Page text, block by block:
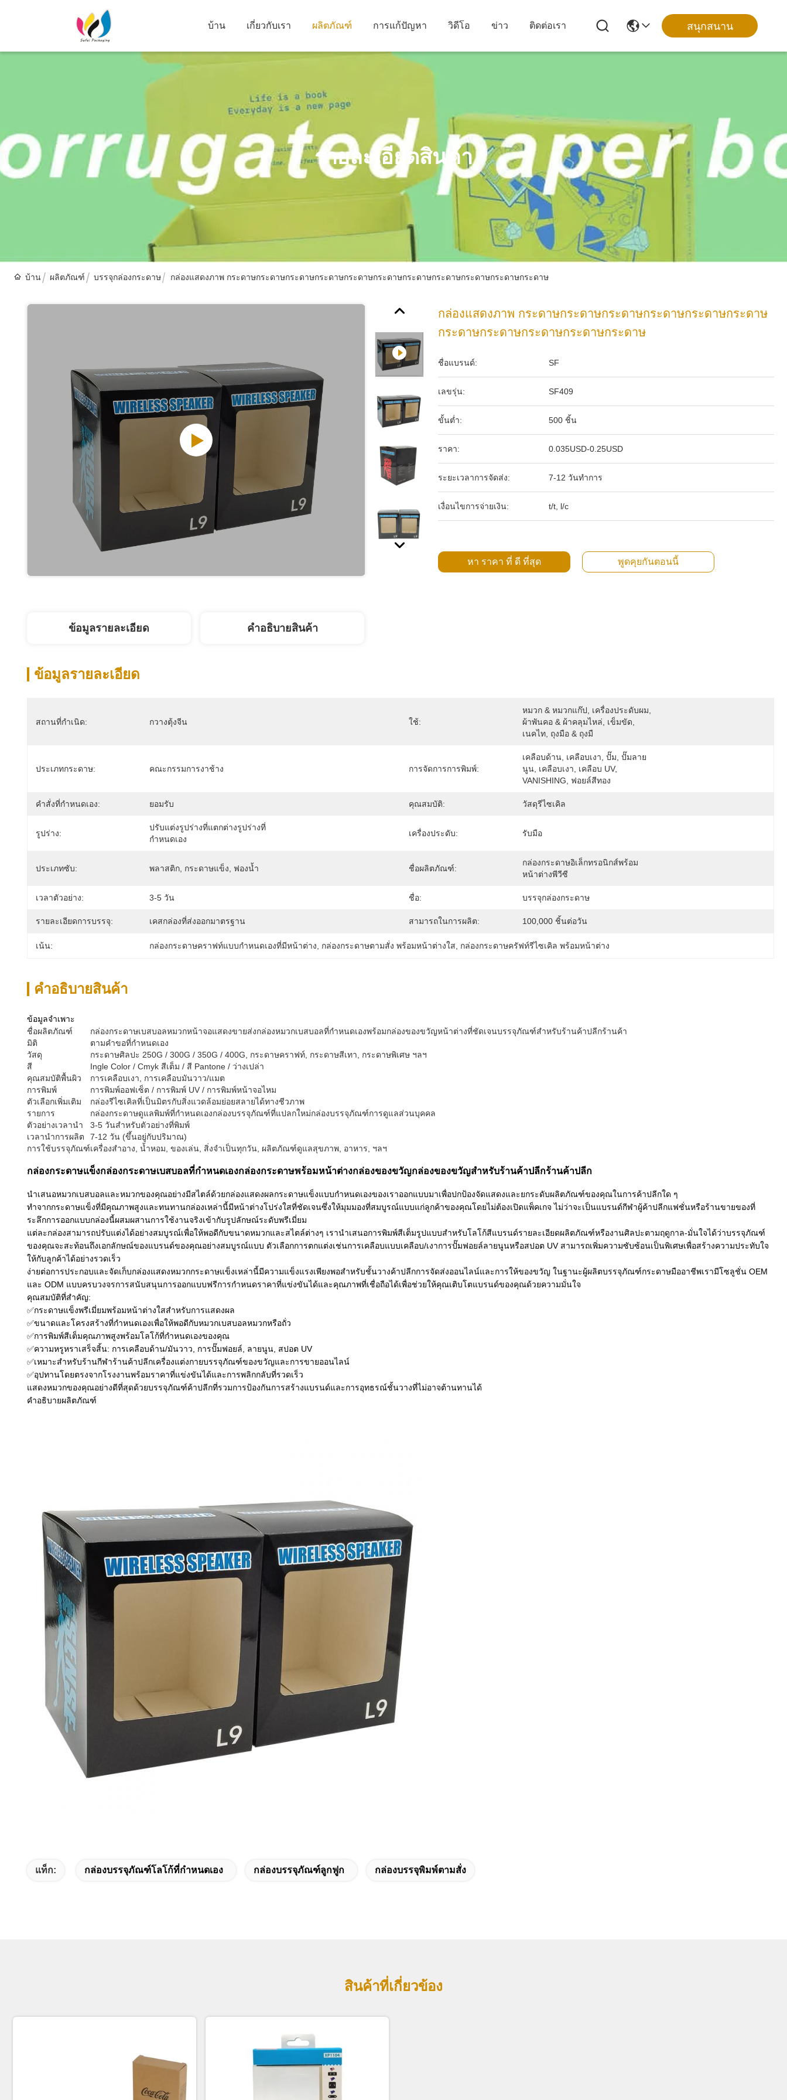
บ้าน เกี่ยวกับเรา ผลิตภัณฑ์ การแก้ปัญหา วิดีโอ ข่าว ติดต่อเรา สนุกสนาน
รายละเอียดสินค้า
บ้าน ผลิตภัณฑ์ บรรจุกล่องกระดาษ กล่องแสดงภาพ กระดาษกระดาษกระดาษกระดาษกระดาษกระดาษกระดาษกระดาษกระดาษกระดาษกระดาษ
กล่องแสดงภาพ กระดาษกระดาษกระดาษกระดาษกระดาษกระดาษ
กระดาษกระดาษกระดาษกระดาษกระดาษ
ชื่อแบรนด์: SF
เลขรุ่น: SF409
ขั้นต่ำ: 500 ชิ้น
ราคา: 0.035USD-0.25USD
ระยะเวลาการจัดส่ง: 7-12 วันทําการ
เงื่อนไขการจ่ายเงิน: t/t, l/c
หา ราคา ที่ ดี ที่สุด พูดคุยกันตอนนี้
ข้อมูลรายละเอียด คําอธิบายสินค้า
ข้อมูลรายละเอียด
สถานที่กำเนิด: กวางตุ้งจีน ใช้:
หมวก & หมวกแก๊ป, เครื่องประดับผม,
ผ้าพันคอ & ผ้าคลุมไหล่, เข็มขัด,
เนคไท, ถุงมือ & ถุงมื
ประเภทกระดาษ: คณะกรรมการงาช้าง การจัดการการพิมพ์:
เคลือบด้าน, เคลือบเงา, ปั๊ม, ปั๊มลาย
นูน, เคลือบเงา, เคลือบ UV,
VANISHING, ฟอยล์สีทอง
คำสั่งที่กำหนดเอง: ยอมรับ คุณสมบัติ: วัสดุรีไซเคิล
รูปร่าง:
ปรับแต่งรูปร่างที่แตกต่างรูปร่างที่
กำหนดเอง
เครื่องประดับ: รับมือ
ประเภทซับ: พลาสติก, กระดาษแข็ง, ฟองน้ำ ชื่อผลิตภัณฑ์:
กล่องกระดาษอิเล็กทรอนิกส์พร้อม
หน้าต่างพีวีซี
เวลาตัวอย่าง: 3-5 วัน ชื่อ: บรรจุกล่องกระดาษ
รายละเอียดการบรรจุ: เคสกล่องที่ส่งออกมาตรฐาน สามารถในการผลิต: 100,000 ชิ้นต่อวัน
เน้น: กล่องกระดาษคราฟท์แบบกําหนดเองที่มีหน้าต่าง กล่องกระดาษตามสั่ง พร้อมหน้าต่างใส กล่องกระดาษครัฟท์รีไซเคิล พร้อมหน้าต่าง
คําอธิบายสินค้า
ข้อมูลจำเพาะ
ชื่อผลิตภัณฑ์
กล่องกระดาษเบสบอลหมวกหน้าจอแสดงขายส่งกล่องหมวกเบสบอลที่กำหนดเองพร้อมกล่องของขวัญหน้าต่างที่ชัดเจนบรรจุภัณฑ์สำหรับร้านค้าปลีกร้านค้า
มิติ
ตามคำขอที่กำหนดเอง
วัสดุ
กระดาษศิลปะ 250G / 300G / 350G / 400G, กระดาษคราฟท์, กระดาษสีเทา, กระดาษพิเศษ ฯลฯ
สี
Ingle Color / Cmyk สีเต็ม / สี Pantone / ว่างเปล่า
คุณสมบัติพื้นผิว
การเคลือบเงา, การเคลือบมันวาว/แมต
การพิมพ์
การพิมพ์ออฟเซ็ต / การพิมพ์ UV / การพิมพ์หน้าจอไหม
ตัวเลือกเพิ่มเติม
กล่องรีไซเคิลที่เป็นมิตรกับสิ่งแวดล้อมย่อยสลายได้ทางชีวภาพ
รายการ
กล่องกระดาษดูแลพิมพ์ที่กำหนดเองกล่องบรรจุภัณฑ์ที่แปลกใหม่กล่องบรรจุภัณฑ์การดูแลส่วนบุคคล
ตัวอย่างเวลานำ
3-5 วันสำหรับตัวอย่างที่พิมพ์
เวลานำการผลิต
7-12 วัน (ขึ้นอยู่กับปริมาณ)
การใช้บรรจุภัณฑ์เครื่องสำอาง, น้ำหอม, ของเล่น, สิ่งจำเป็นทุกวัน, ผลิตภัณฑ์ดูแลสุขภาพ, อาหาร, ฯลฯ
กล่องกระดาษแข็งกล่องกระดาษเบสบอลที่กำหนดเองกล่องกระดาษพร้อมหน้าต่างกล่องของขวัญกล่องของขวัญสำหรับร้านค้าปลีกร้านค้าปลีก
นำเสนอหมวกเบสบอลและหมวกของคุณอย่างมีสไตล์ด้วยกล่องแสดงผลกระดาษแข็งแบบกำหนดเองของเราออกแบบมาเพื่อปกป้องจัดแสดงและยกระดับผลิตภัณฑ์ของคุณในการค้าปลีกใด ๆ
ทำจากกระดาษแข็งที่มีคุณภาพสูงและทนทานกล่องเหล่านี้มีหน้าต่างโปร่งใสที่ชัดเจนซึ่งให้มุมมองที่สมบูรณ์แบบแก่ลูกค้าของคุณโดยไม่ต้องเปิดแพ็คเกจ ไม่ว่าจะเป็นแบรนด์กีฬาผู้ค้าปลีกแฟชั่นหรือร้านขายของที่
ระลึกการออกแบบกล่องนี้ผสมผสานการใช้งานจริงเข้ากับรูปลักษณ์ระดับพรีเมี่ยม
แต่ละกล่องสามารถปรับแต่งได้อย่างสมบูรณ์เพื่อให้พอดีกับขนาดหมวกและสไตล์ต่างๆ เรานำเสนอการพิมพ์สีเต็มรูปแบบสำหรับโลโก้สีแบรนด์รายละเอียดผลิตภัณฑ์หรืองานศิลปะตามฤดูกาล-มั่นใจได้ว่าบรรจุภัณฑ์
ของคุณจะสะท้อนถึงเอกลักษณ์ของแบรนด์ของคุณอย่างสมบูรณ์แบบ ตัวเลือกการตกแต่งเช่นการเคลือบแบบเคลือบ/เงาการปั๊มฟอยล์ลายนูนหรือสปอต UV สามารถเพิ่มความซับซ้อนเป็นพิเศษเพื่อสร้างความประทับใจ
ให้กับลูกค้าได้อย่างรวดเร็ว
ง่ายต่อการประกอบและจัดเก็บกล่องแสดงหมวกกระดาษแข็งเหล่านี้มีความแข็งแรงเพียงพอสำหรับชั้นวางค้าปลีกการจัดส่งออนไลน์และการให้ของขวัญ ในฐานะผู้ผลิตบรรจุภัณฑ์กระดาษมืออาชีพเรามีโซลูชั่น OEM
และ ODM แบบครบวงจรการสนับสนุนการออกแบบฟรีการกำหนดราคาที่แข่งขันได้และคุณภาพที่เชื่อถือได้เพื่อช่วยให้คุณเติบโตแบรนด์ของคุณด้วยความมั่นใจ
คุณสมบัติที่สำคัญ:
✅กระดาษแข็งพรีเมี่ยมพร้อมหน้าต่างใสสำหรับการแสดงผล
✅ขนาดและโครงสร้างที่กำหนดเองเพื่อให้พอดีกับหมวกเบสบอลหมวกหรือถั่ว
✅การพิมพ์สีเต็มคุณภาพสูงพร้อมโลโก้ที่กำหนดเองของคุณ
✅ความหรูหราเสร็จสิ้น: การเคลือบด้าน/มันวาว, การปั๊มฟอยล์, ลายนูน, สปอต UV
✅เหมาะสำหรับร้านกีฬาร้านค้าปลีกเครื่องแต่งกายบรรจุภัณฑ์ของขวัญและการขายออนไลน์
✅อุปทานโดยตรงจากโรงงานพร้อมราคาที่แข่งขันได้และการพลิกกลับที่รวดเร็ว
แสดงหมวกของคุณอย่างดีที่สุดด้วยบรรจุภัณฑ์ค้าปลีกที่รวมการป้องกันการสร้างแบรนด์และการอุทธรณ์ชั้นวางที่ไม่อาจต้านทานได้
คำอธิบายผลิตภัณฑ์
แท็ก: กล่องบรรจุภัณฑ์โลโก้ที่กำหนดเอง กล่องบรรจุภัณฑ์ลูกฟูก กล่องบรรจุพิมพ์ตามสั่ง
สินค้าที่เกี่ยวข้อง